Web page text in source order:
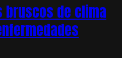
bruscos de clima